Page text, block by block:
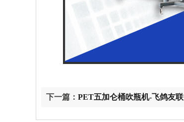
下一篇： PET五加仑桶吹瓶机-飞鸽友联